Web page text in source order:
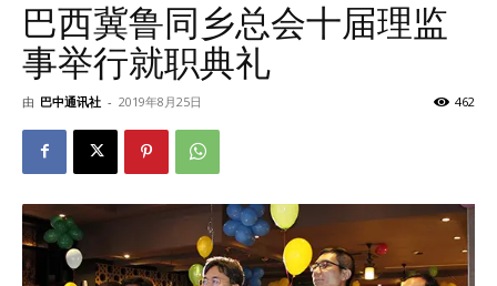
巴西冀鲁同乡总会十届理监
事举行就职典礼
由 巴中通讯社 - 2019年8月25日 462